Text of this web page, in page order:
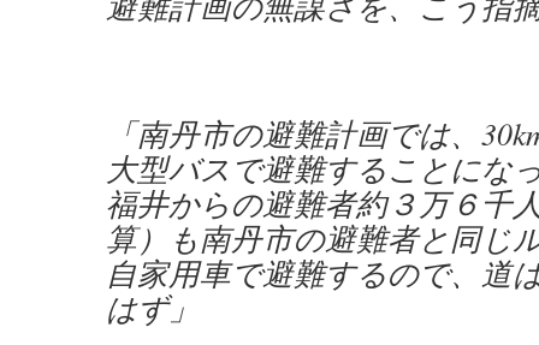
「南丹市の避難計画では、
大型バスで避難することにな
福井からの避難者約３万６千
算）も南丹市の避難者と同じ
自家用車で避難するので、道
はず」